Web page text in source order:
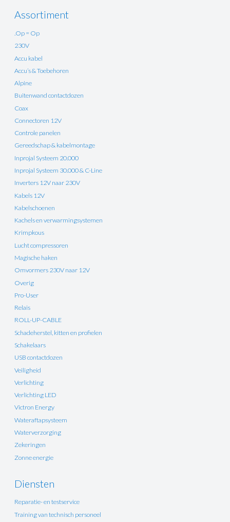
Assortiment
.Op = Op
230V
Accu kabel
Accu’s & Toebehoren
Alpine
Buitenwand contactdozen
Coax
Connectoren 12V
Controle panelen
Gereedschap & kabelmontage
Inprojal Systeem 20.000
Inprojal Systeem 30.000 & C-Line
Inverters 12V naar 230V
Kabels 12V
Kabelschoenen
Kachels en verwarmingsystemen
Krimpkous
Lucht compressoren
Magische haken
Omvormers 230V naar 12V
Overig
Pro-User
Relais
ROLL-UP-CABLE
Schadeherstel, kitten en profielen
Schakelaars
USB contactdozen
Veiligheid
Verlichting
Verlichting LED
Victron Energy
Wateraftapsysteem
Waterverzorging
Zekeringen
Zonne energie
Diensten
Reparatie- en testservice
Training van technisch personeel